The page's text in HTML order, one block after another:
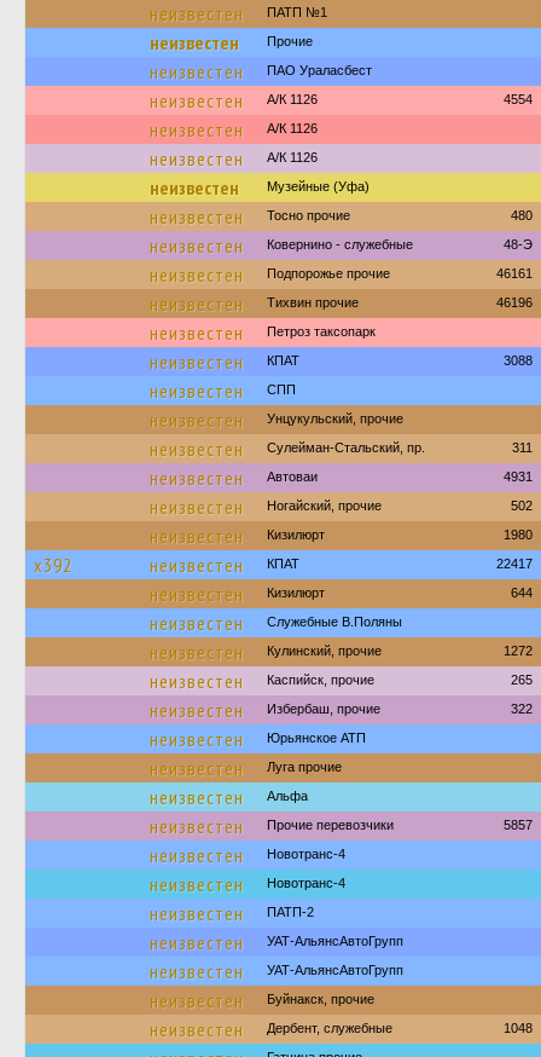
неизвестен ПАТП №1
неизвестен Прочие
неизвестен ПАО Ураласбест
неизвестен А/К 1126 4554
неизвестен А/К 1126
неизвестен А/К 1126
неизвестен Музейные (Уфа)
неизвестен Тосно прочие 480
неизвестен Ковернино - служебные 48-Э
неизвестен Подпорожье прочие 46161
неизвестен Тихвин прочие 46196
неизвестен Петроз таксопарк
неизвестен КПАТ 3088
неизвестен СПП
неизвестен Унцукульский, прочие
неизвестен Сулейман-Стальский, пр. 311
неизвестен Автоваи 4931
неизвестен Ногайский, прочие 502
неизвестен Кизилюрт 1980
х392 неизвестен КПАТ 22417
неизвестен Кизилюрт 644
неизвестен Служебные В.Поляны
неизвестен Кулинский, прочие 1272
неизвестен Каспийск, прочие 265
неизвестен Избербаш, прочие 322
неизвестен Юрьянское АТП
неизвестен Луга прочие
неизвестен Альфа
неизвестен Прочие перевозчики 5857
неизвестен Новотранс-4
неизвестен Новотранс-4
неизвестен ПАТП-2
неизвестен УАТ-АльянсАвтоГрупп
неизвестен УАТ-АльянсАвтоГрупп
неизвестен Буйнакск, прочие
неизвестен Дербент, служебные 1048